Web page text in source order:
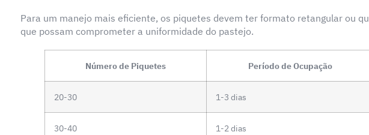
Para um manejo mais eficiente, os piquetes devem ter formato retangular ou
que possam comprometer a uniformidade do pastejo.
Número de Piquetes Período de Ocupação
20-30 1-3 dias
30-40 1-2 dias